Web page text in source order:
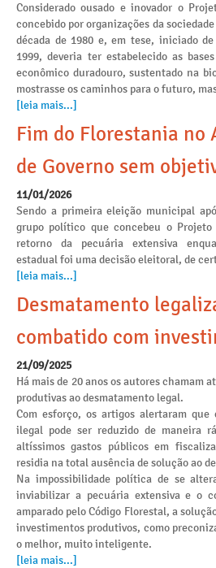
Considerado ousado e inovador o
concebido por organizações da
década de 1980 e, em tese, iniciado
1999, deveria ter estabelecido as
econômico duradouro, sustentado na
mostrasse os caminhos para o futuro,
[leia mais...]
Fim do Florestania no
de Governo sem
11/01/2026
Sendo a primeira eleição municipal
grupo político que concebeu o Projeto
retorno da pecuária extensiva
estadual foi uma decisão eleitoral, de
[leia mais...]
Desmatamento
combatido com
21/09/2025
Há mais de 20 anos os autores chamam
produtivas ao desmatamento legal.
Com esforço, os artigos alertaram que
ilegal pode ser reduzido de maneira
altíssimos gastos públicos em
residia na total ausência de solução ao
Na impossibilidade política de se
inviabilizar a pecuária extensiva e o
amparado pelo Código Florestal, a
investimentos produtivos, como
o melhor, muito inteligente.
[leia mais...]